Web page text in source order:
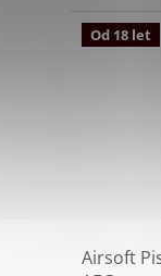
Od 18 let
Airsoft